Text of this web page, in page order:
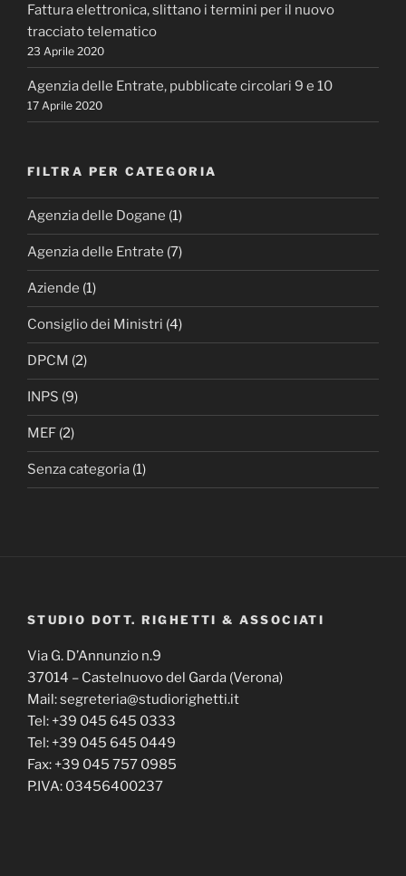
Fattura elettronica, slittano i termini per il nuovo
tracciato telematico
23 Aprile 2020
Agenzia delle Entrate, pubblicate circolari 9 e 10
17 Aprile 2020
FILTRA PER CATEGORIA
Agenzia delle Dogane (1)
Agenzia delle Entrate (7)
Aziende (1)
Consiglio dei Ministri (4)
DPCM (2)
INPS (9)
MEF (2)
Senza categoria (1)
STUDIO DOTT. RIGHETTI & ASSOCIATI
Via G. D’Annunzio n.9
37014 – Castelnuovo del Garda (Verona)
Mail: segreteria@studiorighetti.it
Tel: +39 045 645 0333
Tel: +39 045 645 0449
Fax: +39 045 757 0985
P.IVA: 03456400237